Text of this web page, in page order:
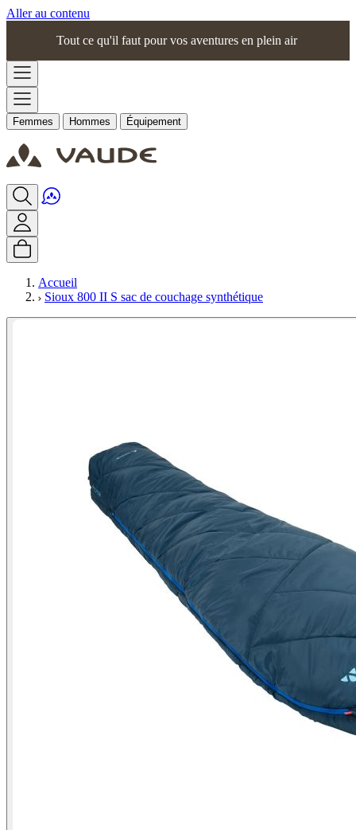
Aller au contenu
Tout ce qu'il faut pour vos aventures en plein air
Femmes Hommes Équipement
Accueil
Sioux 800 II S sac de couchage synthétique